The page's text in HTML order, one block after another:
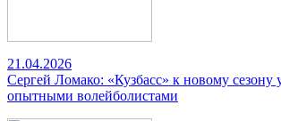
21.04.2026
Сергей Ломако: «Кузбасс» к новому сезону
опытными волейболистами